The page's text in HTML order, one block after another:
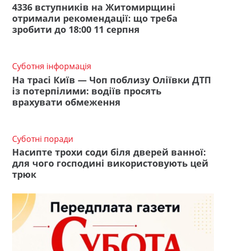
4336 вступників на Житомирщині
отримали рекомендації: що треба
зробити до 18:00 11 серпня
Суботня інформація
На трасі Київ — Чоп поблизу Оліївки ДТП
із потерпілими: водіїв просять
врахувати обмеження
Суботні поради
Насипте трохи соди біля дверей ванної:
для чого господині використовують цей
трюк